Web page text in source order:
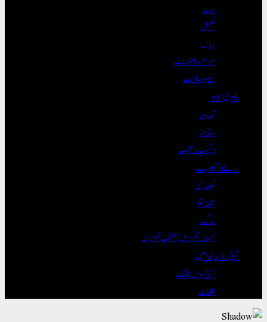
کھیل
لباس
موسم و ماحولیات
سیر و سیاحت
بصری مواد
تصاویر
ویڈیوز
دلچسپ و عجیب
رائے و تبصرے
لکھاری
نقطہ نظر
بلاگ
مہمان تحریریں / منتخب تحریریں
آج روس خاص
آج روس بیٹھک
ملقات